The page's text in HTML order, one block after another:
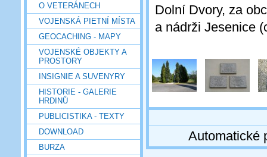
O VETERÁNECH
VOJENSKÁ PIETNÍ MÍSTA
GEOCACHING - MAPY
VOJENSKÉ OBJEKTY A
PROSTORY
INSIGNIE A SUVENYRY
HISTORIE - GALERIE
HRDINŮ
PUBLICISTIKA - TEXTY
DOWNLOAD
BURZA
Dolní Dvory, za
a nádrži Jesenice
Automatické